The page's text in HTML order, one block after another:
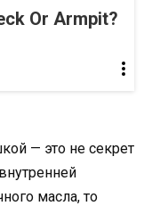
Or Armpit?
— это не секрет
масла, то